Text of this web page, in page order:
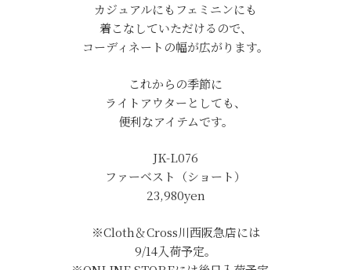
カジュアルにもフェミニンにも
着こなしていただけるので、
コーディネートの幅が広がります。
これからの季節に
ライトアウターとしても、
便利なアイテムです。
JK-L076
ファーベスト（ショート）
23,980yen
※Cloth＆Cross川西阪急店には
9/14入荷予定。